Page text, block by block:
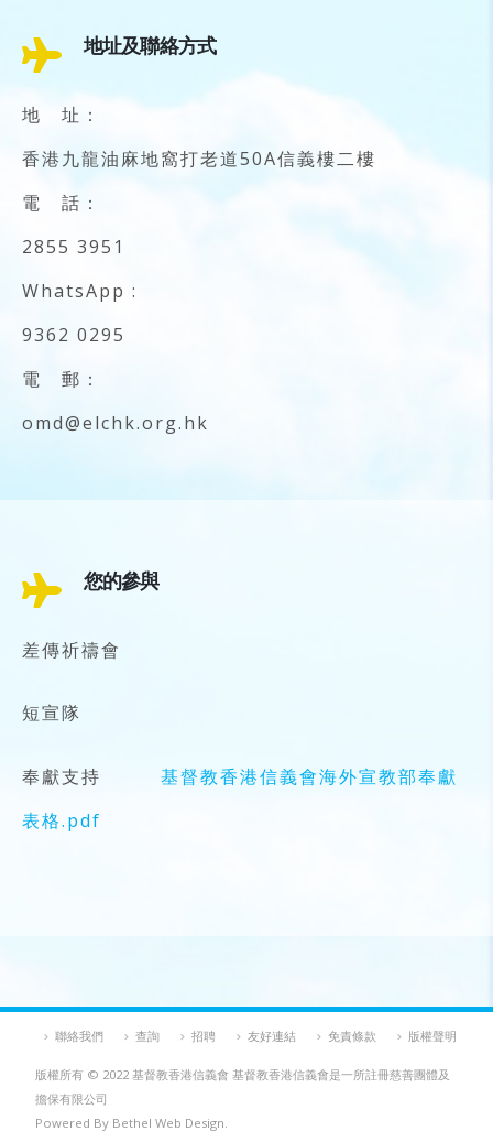
地址及聯絡方式
地 址：
香港九龍油麻地窩打老道50A信義樓二樓
電 話：
2855 3951
WhatsApp :
9362 0295
電 郵：
omd@elchk.org.hk
您的參與
差傳祈禱會
短宣隊
奉獻支持 基督教香港信義會海外宣教部奉獻
表格.pdf
聯絡我們 查詢 招聘 友好連結 免責條款 版權聲明
版權所有 © 2022 基督教香港信義會 基督教香港信義會是一所註冊慈善團體及
擔保有限公司
Powered By Bethel Web Design.